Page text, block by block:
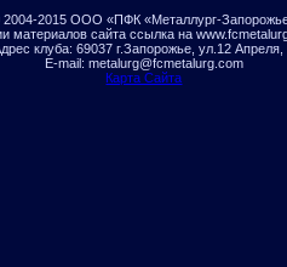
2004-2015 ООО «ПФК «Металлург-
материалов сайта ссылка на
клуба: 69037 г.Запорожье, ул.12 Апреля,
E-mail: metalurg@fcmetalurg.com
Карта Сайта